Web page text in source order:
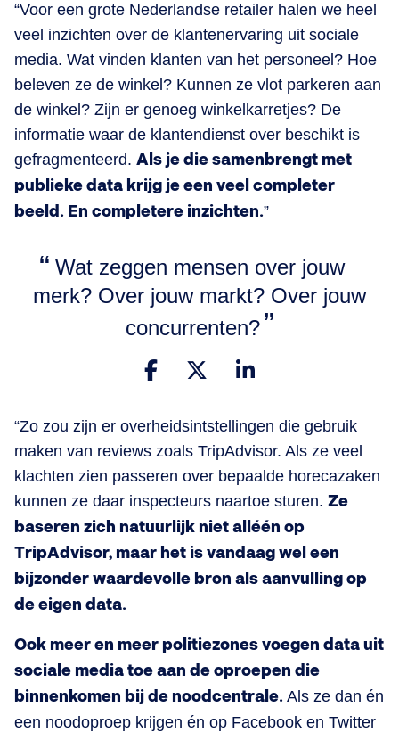
“Voor een grote Nederlandse retailer halen we heel
veel inzichten over de klantenervaring uit sociale
media. Wat vinden klanten van het personeel? Hoe
beleven ze de winkel? Kunnen ze vlot parkeren aan
de winkel? Zijn er genoeg winkelkarretjes? De
informatie waar de klantendienst over beschikt is
gefragmenteerd. Als je die samenbrengt met
publieke data krijg je een veel completer
beeld. En completere inzichten.”
Wat zeggen mensen over jouw
merk? Over jouw markt? Over jouw
concurrenten?
“Zo zou zijn er overheidsintstellingen die gebruik
maken van reviews zoals TripAdvisor. Als ze veel
klachten zien passeren over bepaalde horecazaken
kunnen ze daar inspecteurs naartoe sturen. Ze
baseren zich natuurlijk niet alléén op
TripAdvisor, maar het is vandaag wel een
bijzonder waardevolle bron als aanvulling op
de eigen data.
Ook meer en meer politiezones voegen data uit
sociale media toe aan de oproepen die
binnenkomen bij de noodcentrale. Als ze dan én
een noodoproep krijgen én op Facebook en Twitter